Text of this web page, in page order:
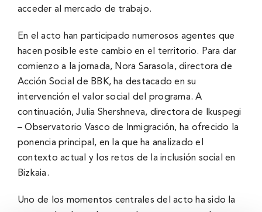
acceder al mercado de trabajo.
En el acto han participado numerosos agentes que
hacen posible este cambio en el territorio. Para dar
comienzo a la jornada, Nora Sarasola, directora de
Acción Social de BBK, ha destacado en su
intervención el valor social del programa. A
continuación, Julia Shershneva, directora de Ikuspegi
– Observatorio Vasco de Inmigración, ha ofrecido la
ponencia principal, en la que ha analizado el
contexto actual y los retos de la inclusión social en
Bizkaia.
Uno de los momentos centrales del acto ha sido la